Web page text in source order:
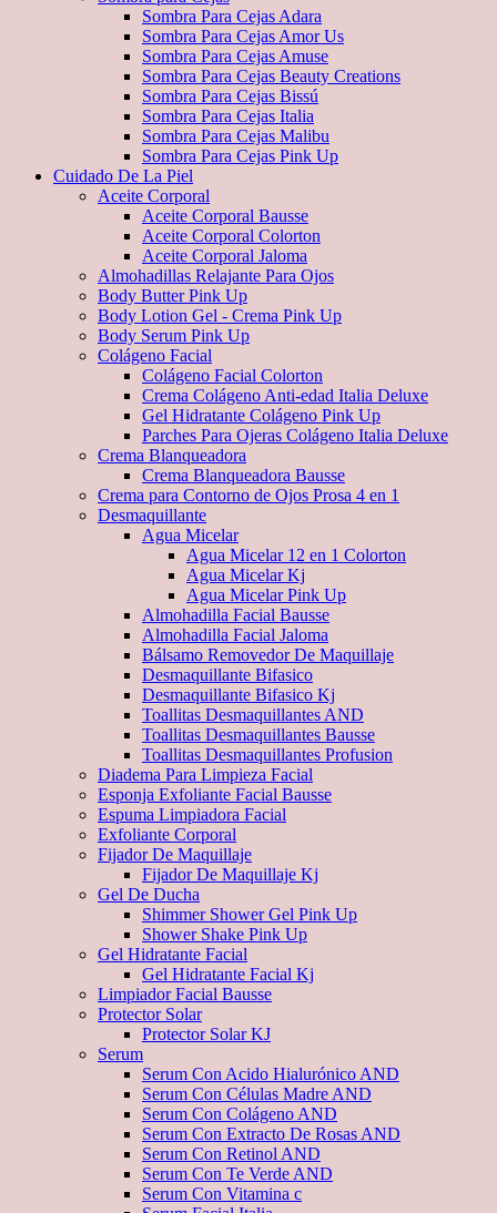
Sombra Para Cejas Adara
Sombra Para Cejas Amor Us
Sombra Para Cejas Amuse
Sombra Para Cejas Beauty Creations
Sombra Para Cejas Bissú
Sombra Para Cejas Italia
Sombra Para Cejas Malibu
Sombra Para Cejas Pink Up
Cuidado De La Piel
Aceite Corporal
Aceite Corporal Bausse
Aceite Corporal Colorton
Aceite Corporal Jaloma
Almohadillas Relajante Para Ojos
Body Butter Pink Up
Body Lotion Gel - Crema Pink Up
Body Serum Pink Up
Colágeno Facial
Colágeno Facial Colorton
Crema Colágeno Anti-edad Italia Deluxe
Gel Hidratante Colágeno Pink Up
Parches Para Ojeras Colágeno Italia Deluxe
Crema Blanqueadora
Crema Blanqueadora Bausse
Crema para Contorno de Ojos Prosa 4 en 1
Desmaquillante
Agua Micelar
Agua Micelar 12 en 1 Colorton
Agua Micelar Kj
Agua Micelar Pink Up
Almohadilla Facial Bausse
Almohadilla Facial Jaloma
Bálsamo Removedor De Maquillaje
Desmaquillante Bifasico
Desmaquillante Bifasico Kj
Toallitas Desmaquillantes AND
Toallitas Desmaquillantes Bausse
Toallitas Desmaquillantes Profusion
Diadema Para Limpieza Facial
Esponja Exfoliante Facial Bausse
Espuma Limpiadora Facial
Exfoliante Corporal
Fijador De Maquillaje
Fijador De Maquillaje Kj
Gel De Ducha
Shimmer Shower Gel Pink Up
Shower Shake Pink Up
Gel Hidratante Facial
Gel Hidratante Facial Kj
Limpiador Facial Bausse
Protector Solar
Protector Solar KJ
Serum
Serum Con Acido Hialurónico AND
Serum Con Células Madre AND
Serum Con Colágeno AND
Serum Con Extracto De Rosas AND
Serum Con Retinol AND
Serum Con Te Verde AND
Serum Con Vitamina c